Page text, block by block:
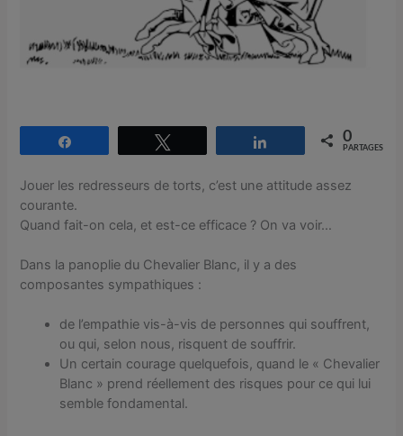
Partagez 0
PARTAGES
Jouer les redresseurs de torts, c’est une attitude assez
courante.
Quand fait-on cela, et est-ce efficace ? On va voir…
Dans la panoplie du Chevalier Blanc, il y a des
composantes sympathiques :
de l’empathie vis-à-vis de personnes qui souffrent,
ou qui, selon nous, risquent de souffrir.
Un certain courage quelquefois, quand le « Chevalier
Blanc » prend réellement des risques pour ce qui lui
semble fondamental.